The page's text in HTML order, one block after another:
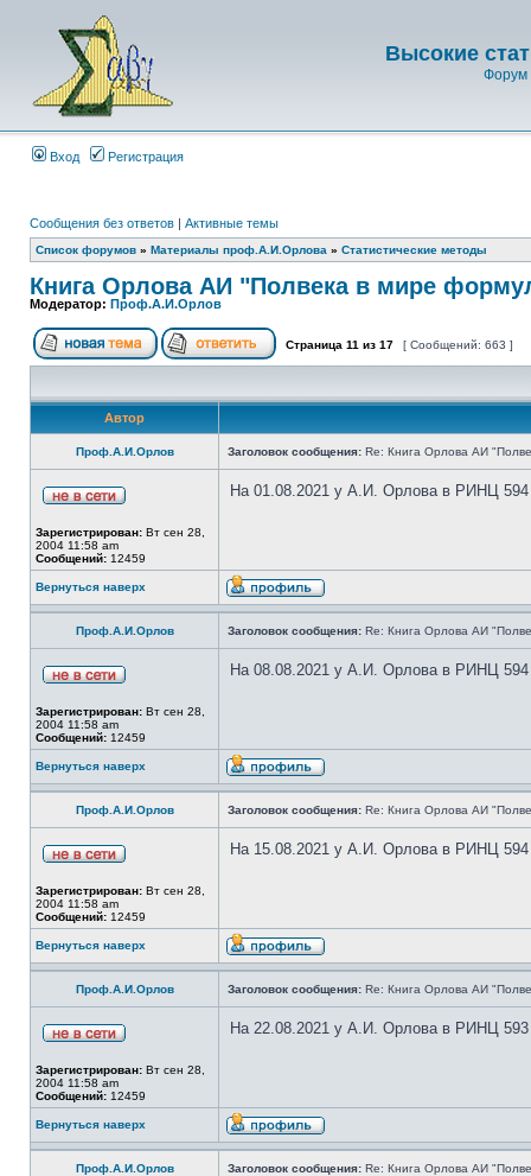
Высокие
Форум
Вход Регистрация
Сообщения без ответов | Активные темы
Список форумов » Материалы проф.А.И.Орлова » Статистические методы
Книга Орлова АИ "Полвека в мире
Модератор: Проф.А.И.Орлов
Страница 11 из 17 [ Сообщений: 663 ]
Автор
Проф.А.И.Орлов Заголовок сообщения: Re: Книга Орлова АИ
Зарегистрирован: Вт сен 28,
2004 11:58 am
Сообщений: 12459
На 01.08.2021 у А.И. Орлова в РИНЦ 594
Вернуться наверх
Проф.А.И.Орлов Заголовок сообщения: Re: Книга Орлова АИ
Зарегистрирован: Вт сен 28,
2004 11:58 am
Сообщений: 12459
На 08.08.2021 у А.И. Орлова в РИНЦ 594
Вернуться наверх
Проф.А.И.Орлов Заголовок сообщения: Re: Книга Орлова АИ
Зарегистрирован: Вт сен 28,
2004 11:58 am
Сообщений: 12459
На 15.08.2021 у А.И. Орлова в РИНЦ 594
Вернуться наверх
Проф.А.И.Орлов Заголовок сообщения: Re: Книга Орлова АИ
Зарегистрирован: Вт сен 28,
2004 11:58 am
Сообщений: 12459
На 22.08.2021 у А.И. Орлова в РИНЦ 593
Вернуться наверх
Проф.А.И.Орлов Заголовок сообщения: Re: Книга Орлова АИ